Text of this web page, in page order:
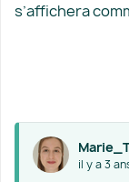
s’affichera
il y a 3